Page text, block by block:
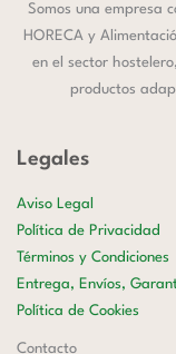
Somos una empresa
HORECA y
en el sector
productos
Legales
Aviso Legal
Política de Privacidad
Términos y Condiciones
Entrega, Envíos,
Política de Cookies
Contacto